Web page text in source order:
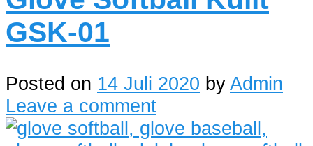
GSK-01
Posted on 14 Juli 2020 byAdmin
Leave a comment